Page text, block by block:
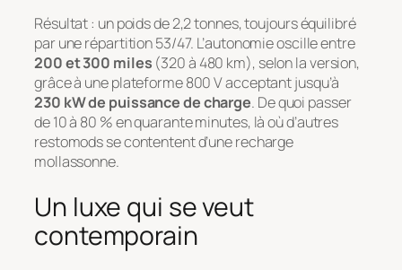
Résultat : un poids de 2,2 tonnes, toujours équilibré
par une répartition 53/47. L’autonomie oscille entre
200 et 300 miles (320 à 480 km), selon la version,
grâce à une plateforme 800 V acceptant jusqu’à
230 kW de puissance de charge. De quoi passer
de 10 à 80 % en quarante minutes, là où d’autres
restomods se contentent d’une recharge
mollassonne.
Un luxe qui se veut
contemporain